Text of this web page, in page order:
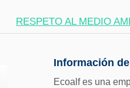
RESPETO AL MEDIO
Información
Ecoalf es una